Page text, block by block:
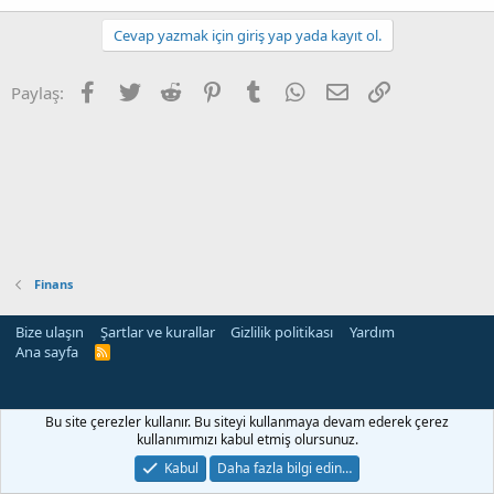
Cevap yazmak için giriş yap yada kayıt ol.
Paylaş: Facebook
Twitter Reddit PinterestTumblr WhatsApp
E-posta
Finans
Bize ulaşın Şartlar ve kurallar Gizlilik politikası
Yardım
Ana sayfa
R
Bu site çerezler kullanır. Bu siteyi kullanmaya devam ederek çerez
kullanımımızı kabul etmiş olursunuz.
Kabul
Daha fazla bilgi edin…